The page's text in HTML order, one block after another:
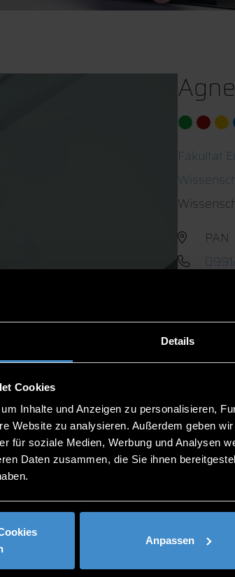
Details
Cookies
Inhalte und Anzeigen zu personalisieren,
Website zu analysieren. Außerdem geben
für soziale Medien, Werbung und Analysen
Daten zusammen, die Sie ihnen
Anpassen
Fakultät
PAN